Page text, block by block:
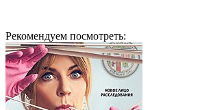
Рекомендуем посмотреть: